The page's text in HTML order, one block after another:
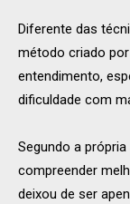
Diferente das
método criado
entendimento,
dificuldade com
Segundo a
compreender
deixou de ser